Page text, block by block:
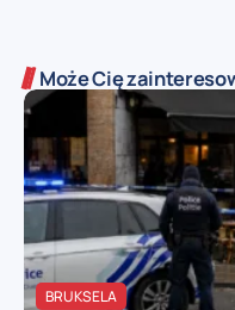
Może Cię
BRUKSELA